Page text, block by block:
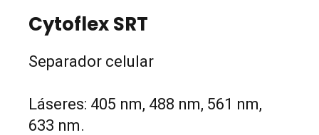
Cytoflex SRT
Separador celular
Láseres: 405 nm, 488 nm, 561 nm,
633 nm.